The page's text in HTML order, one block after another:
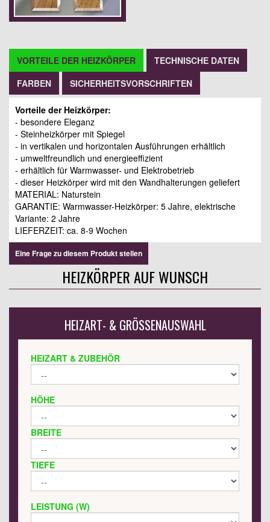
VORTEILE DER HEIZKÖRPER
TECHNISCHE DATEN
FARBEN
SICHERHEITSVORSCHRIFTEN
Vorteile der Heizkörper:
- besondere Eleganz
- Steinheizkörper mit Spiegel
- in vertikalen und horizontalen Ausführungen erhältlich
- umweltfreundlich und energieeffizient
- erhältlich für Warmwasser- und Elektrobetrieb
- dieser Heizkörper wird mit den Wandhalterungen geliefert
MATERIAL: Naturstein
GARANTIE: Warmwasser-Heizkörper: 5 Jahre, elektrische
Variante: 2 Jahre
LIEFERZEIT: ca. 8-9 Wochen
Eine Frage zu diesem Produkt stellen
HEIZKÖRPER AUF WUNSCH
HEIZART- & GRÖSSENAUSWAHL
HEIZART & ZUBEHÖR
HÖHE
BREITE
TIEFE
LEISTUNG (W)